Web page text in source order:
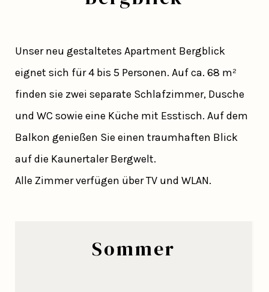
Unser neu gestaltetes Apartment Bergblick
eignet sich für 4 bis 5 Personen. Auf ca. 68 m²
finden sie zwei separate Schlafzimmer, Dusche
und WC sowie eine Küche mit Esstisch. Auf dem
Balkon genießen Sie einen traumhaften Blick
auf die Kaunertaler Bergwelt.
Alle Zimmer verfügen über TV und WLAN.
Sommer